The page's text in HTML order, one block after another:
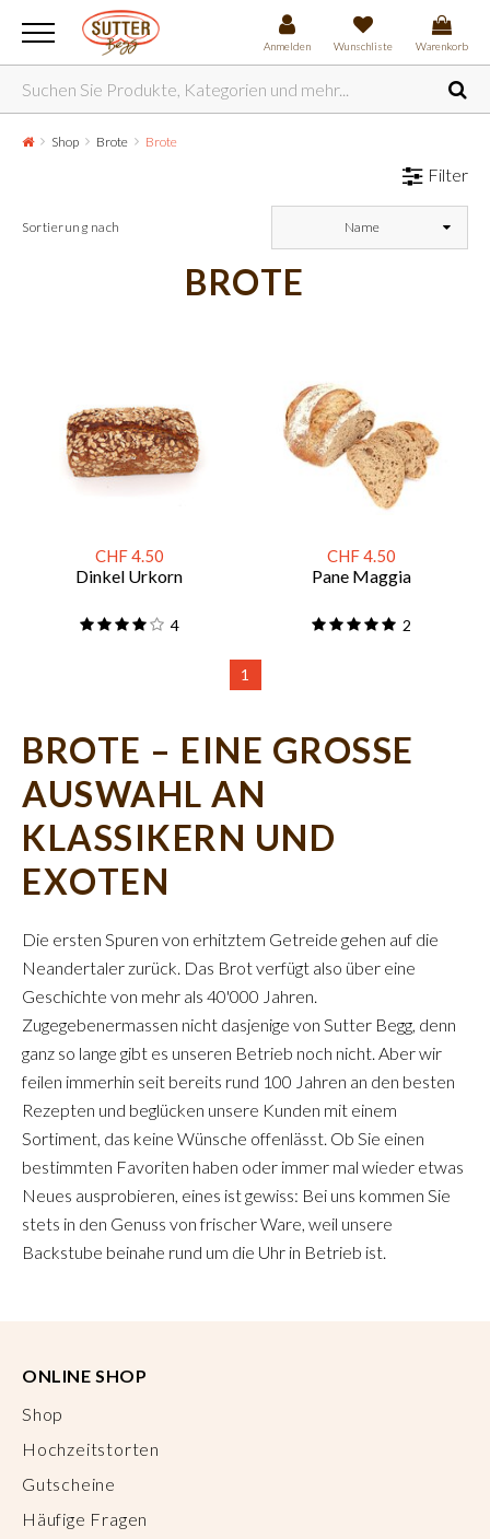
Anmelden Wunschliste Warenkorb
Shop Brote Brote
Filter
Sortierung nach Name
BROTE
CHF 4.50
Dinkel Urkorn
4
CHF 4.50
Pane Maggia
2
1
BROTE – EINE GROSSE
AUSWAHL AN
KLASSIKERN UND
EXOTEN
Die ersten Spuren von erhitztem Getreide gehen auf die
Neandertaler zurück. Das Brot verfügt also über eine
Geschichte von mehr als 40'000 Jahren.
Zugegebenermassen nicht dasjenige von Sutter Begg, denn
ganz so lange gibt es unseren Betrieb noch nicht. Aber wir
feilen immerhin seit bereits rund 100 Jahren an den besten
Rezepten und beglücken unsere Kunden mit einem
Sortiment, das keine Wünsche offenlässt. Ob Sie einen
bestimmten Favoriten haben oder immer mal wieder etwas
Neues ausprobieren, eines ist gewiss: Bei uns kommen Sie
stets in den Genuss von frischer Ware, weil unsere
Backstube beinahe rund um die Uhr in Betrieb ist.
ONLINE SHOP
Shop
Hochzeitstorten
Gutscheine
Häufige Fragen